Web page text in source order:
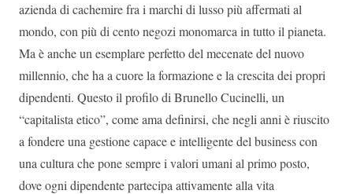
azienda di cachemire fra i marchi di lusso più affermati al
mondo, con più di cento negozi monomarca in tutto il pianeta.
Ma è anche un esemplare perfetto del mecenate del nuovo
millennio, che ha a cuore la formazione e la crescita dei propri
dipendenti. Questo il profilo di Brunello Cucinelli, un
“capitalista etico”, come ama definirsi, che negli anni è riuscito
a fondere una gestione capace e intelligente del business con
una cultura che pone sempre i valori umani al primo posto,
dove ogni dipendente partecipa attivamente alla vita